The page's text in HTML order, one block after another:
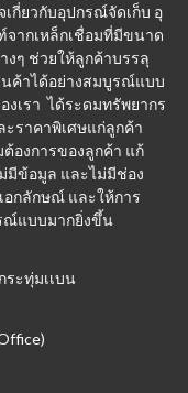
กี่ยวกับอุปกรณ์จัดเก็บ อุ
ากเหล็กเชื่อมที่มีขนาด
ๆ ช่วยให้ลูกค้าบรรลุ
ค้าได้อย่างสมบูรณ์แบบ
เรา ได้ระดมทรัพยากร
ราคาพิเศษแก่ลูกค้า
องการของลูกค้า แก้
มีข้อมูล และไม่มีช่อง
อกลักษณ์ และให้การ
ณ์แบบมากยิ่งขึ้น
ะทุ่มเเบน